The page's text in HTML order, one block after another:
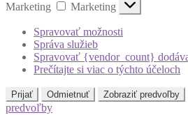
Marketing
Marketing
Spravovať možnosti
Správa služieb
Spravovať {vendor_count}
Prečítajte si viac o týchto účeloch
Prijať Odmietnuť Zobraziť predvoľby
predvoľby